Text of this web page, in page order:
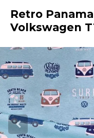
Retro
Volkswagen